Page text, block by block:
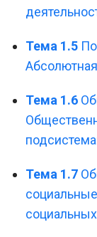
Тема 1.5
Тема 1.6
Тема 1.7